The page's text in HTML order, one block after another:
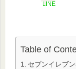
LINE
Table of
セブンイレブ